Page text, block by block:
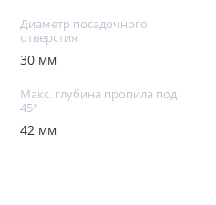
Диаметр посадочного
отверстия
30 мм
Макс. глубина пропила под
45°
42 мм